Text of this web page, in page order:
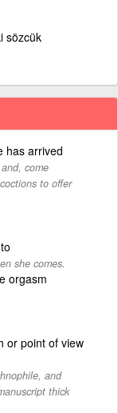
sözcük
has arrived
come
to offer
she comes.
orgasm
or point of view
and
thick